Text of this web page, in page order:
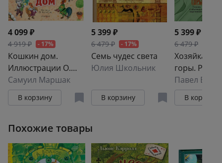
4 099 ₽
4 919 ₽ - 17%
Кошкин дом.
Иллюстрации О.
Ионайтис
Самуил Маршак
В корзину
5 399 ₽
6 479 ₽ - 17%
Семь чудес света
Юлия Школьник
В корзину
5 399 ₽
6 479 ₽
Хозяйка
горы.
Антейку
Павел
В корзину
Похожие товары